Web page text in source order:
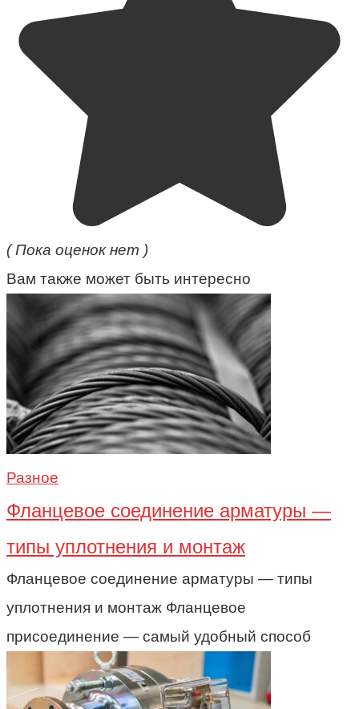
( Пока оценок нет )
Вам также может быть интересно
Разное
Фланцевое соединение арматуры —
типы уплотнения и монтаж
Фланцевое соединение арматуры — типы
уплотнения и монтаж Фланцевое
присоединение — самый удобный способ